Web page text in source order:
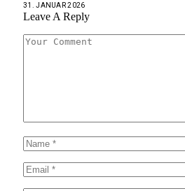
31. JANUAR 2026
Leave A Reply